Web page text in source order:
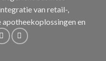
van retail-,
en